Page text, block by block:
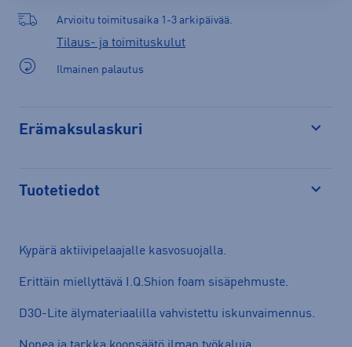
Arvioitu toimitusaika 1-3 arkipäivää.
Tilaus- ja toimituskulut
Ilmainen palautus
Erämaksulaskuri
Tuotetiedot
Kypärä aktiivipelaajalle kasvosuojalla.
Erittäin miellyttävä I.Q.Shion foam sisäpehmuste.
D3O-Lite älymateriaalilla vahvistettu iskunvaimennus.